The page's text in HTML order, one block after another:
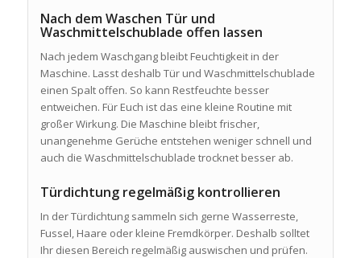
Nach dem Waschen Tür und
Waschmittelschublade offen lassen
Nach jedem Waschgang bleibt Feuchtigkeit in der
Maschine. Lasst deshalb Tür und Waschmittelschublade
einen Spalt offen. So kann Restfeuchte besser
entweichen. Für Euch ist das eine kleine Routine mit
großer Wirkung. Die Maschine bleibt frischer,
unangenehme Gerüche entstehen weniger schnell und
auch die Waschmittelschublade trocknet besser ab.
Türdichtung regelmäßig kontrollieren
In der Türdichtung sammeln sich gerne Wasserreste,
Fussel, Haare oder kleine Fremdkörper. Deshalb solltet
Ihr diesen Bereich regelmäßig auswischen und prüfen.